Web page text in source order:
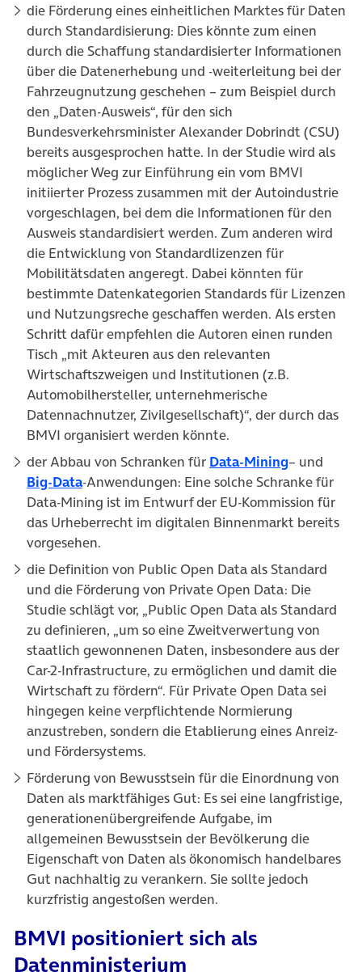
die Förderung eines einheitlichen Marktes für Daten
durch Standardisierung: Dies könnte zum einen
durch die Schaffung standardisierter Informationen
über die Datenerhebung und -weiterleitung bei der
Fahrzeugnutzung geschehen – zum Beispiel durch
den „Daten-Ausweis“, für den sich
Bundesverkehrsminister Alexander Dobrindt (CSU)
bereits ausgesprochen hatte. In der Studie wird als
möglicher Weg zur Einführung ein vom BMVI
initiierter Prozess zusammen mit der Autoindustrie
vorgeschlagen, bei dem die Informationen für den
Ausweis standardisiert werden. Zum anderen wird
die Entwicklung von Standardlizenzen für
Mobilitätsdaten angeregt. Dabei könnten für
bestimmte Datenkategorien Standards für Lizenzen
und Nutzungsreche geschaffen werden. Als ersten
Schritt dafür empfehlen die Autoren einen runden
Tisch „mit Akteuren aus den relevanten
Wirtschaftszweigen und Institutionen (z.B.
Automobilhersteller, unternehmerische
Datennachnutzer, Zivilgesellschaft)“, der durch das
BMVI organisiert werden könnte.
der Abbau von Schranken für Data-Mining(öffnet in
– und
Big-Data(öffnet in neuem Tab)
-Anwendungen: Eine solche Schranke für
Data-Mining ist im Entwurf der EU-Kommission für
das Urheberrecht im digitalen Binnenmarkt bereits
vorgesehen.
die Definition von Public Open Data als Standard
und die Förderung von Private Open Data: Die
Studie schlägt vor, „Public Open Data als Standard
zu definieren, „um so eine Zweitverwertung von
staatlich gewonnenen Daten, insbesondere aus der
Car-2-Infrastructure, zu ermöglichen und damit die
Wirtschaft zu fördern“. Für Private Open Data sei
hingegen keine verpflichtende Normierung
anzustreben, sondern die Etablierung eines Anreiz-
und Fördersystems.
Förderung von Bewusstsein für die Einordnung von
Daten als marktfähiges Gut: Es sei eine langfristige,
generationenübergreifende Aufgabe, im
allgemeinen Bewusstsein der Bevölkerung die
Eigenschaft von Daten als ökonomisch handelbares
Gut nachhaltig zu verankern. Sie sollte jedoch
kurzfristig angestoßen werden.
BMVI positioniert sich als
Datenministerium